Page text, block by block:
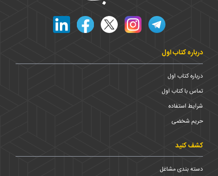
درباره کتاب اول
درباره کتاب اول
تماس با کتاب اول
شرایط استفاده
حریم شخضی
کشف کنید
دسته بندی مشاغل